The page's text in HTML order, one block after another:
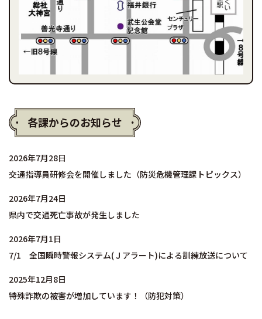
各課からのお知らせ
2026年7月28日
交通指導員研修会を開催しました（防災危機管理課トピックス）
2026年7月24日
県内で交通死亡事故が発生しました
2026年7月1日
7/1 全国瞬時警報システム(Ｊアラート)による訓練放送について
2025年12月8日
特殊詐欺の被害が増加しています！（防犯対策）